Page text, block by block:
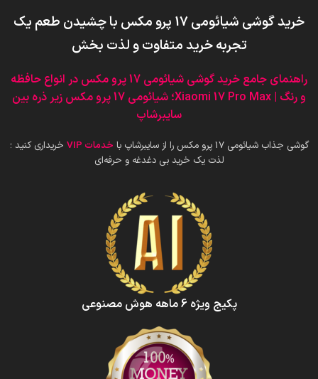
خرید گوشی شیائومی 17 پرو مکس
با چشیدن طعم یک
تجربه خرید متفاوت و لذت بخش
راهنمای جامع خرید گوشی شیائومی 17 پرو مکس در انواع حاف
ظه
و رنگ |
Xiaomi 17 P
ro Max؛ شیائومی 17 پرو مکس زیر ذره بین
سایبرشاپ
گوشی جذاب شیائومی 17 پرو مکس را از سایبرشاپ با خدمات VIP
خریداری کنید ؛
لذت یک خرید بی دغدغه و حرفه‌ای
پکیج ویژه 6 ماهه هوش‌ مصنوعی‌